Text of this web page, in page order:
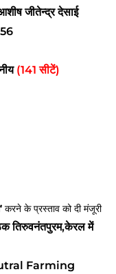
जीतेन्द्र देसाई
(141 सीटें)
करने के प्रस्ताव को दी मंजूरी
तिरुवनंतपुरम,केरल में
Farming